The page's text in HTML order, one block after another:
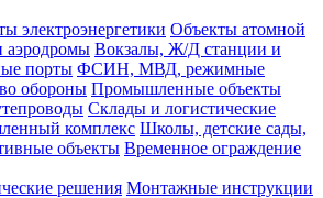
электроэнергетики Объекты атомной
аэродромы Вокзалы, Ж/Д станции и
порты ФСИН, МВД, режимные
обороны Промышленные объекты
Склады и логистические
комплекс Школы, детские сады,
объекты Временное ограждение
решения Монтажные инструкции